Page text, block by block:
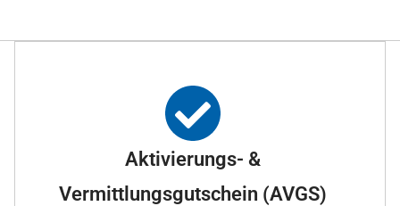
Aktivierungs- &
Vermittlungsgutschein (AVGS)